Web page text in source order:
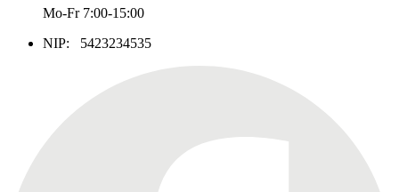
Mo-Fr 7:00-15:00
NIP: 5423234535